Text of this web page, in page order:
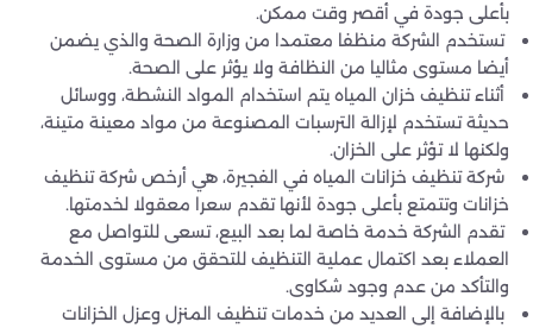
بأعلى جودة في أقصر وقت ممكن.
تستخدم الشركة منظفا معتمدا من وزارة الصحة والذي يضمن
أيضا مستوى مثاليا من النظافة ولا يؤثر على الصحة.
أثناء تنظيف خزان المياه يتم استخدام المواد النشطة، ووسائل
حديثة تستخدم لإزالة الترسبات المصنوعة من مواد معينة متينة،
ولكنها لا تؤثر على الخزان.
شركة تنظيف خزانات المياه في الفجيرة، هي أرخص شركة تنظيف
خزانات وتتمتع بأعلى جودة لأنها تقدم سعرا معقولا لخدمتها.
تقدم الشركة خدمة خاصة لما بعد البيع، تسعى للتواصل مع
العملاء بعد اكتمال عملية التنظيف للتحقق من مستوى الخدمة
والتأكد من عدم وجود شكاوى.
بالإضافة إلى العديد من خدمات تنظيف المنزل وعزل الخزانات